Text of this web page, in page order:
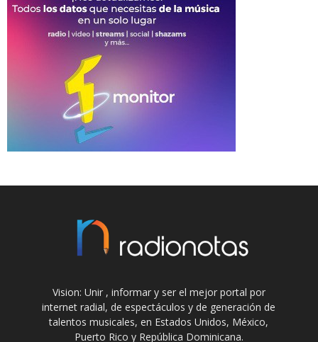
Vision: Unir , informar y ser el mejor portal por
internet radial, de espectáculos y de generación de
talentos musicales, en Estados Unidos, México,
Puerto Rico y República Dominicana.